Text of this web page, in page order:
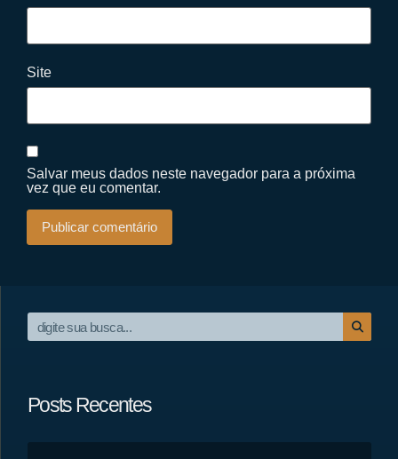
Site
Salvar meus dados neste navegador para a próxima
vez que eu comentar.
Posts Recentes